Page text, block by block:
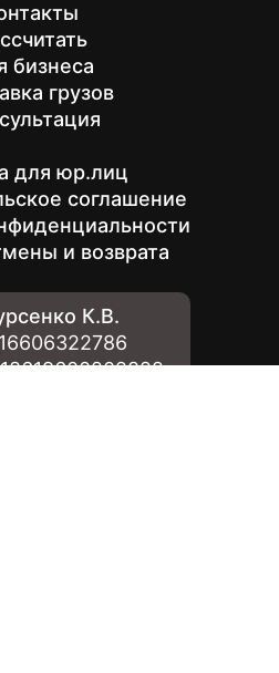
бизнеса
грузов
для юр.лиц
соглашение
и возврата
К.В.